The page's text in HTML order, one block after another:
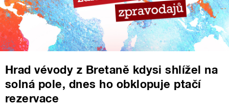
Hrad vévody z Bretaně kdysi shlížel na
solná pole, dnes ho obklopuje ptačí
rezervace